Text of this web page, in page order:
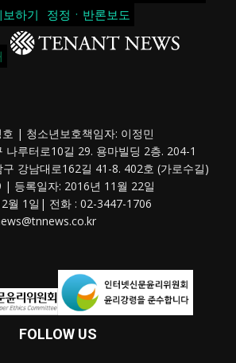
하기 정정ㆍ반론보도
| 청소년보호책임자: 이정민
나루터로10길 29. 용마빌딩 2층. 204-1
강남대로162길 41-8. 402호 (가로수길)
| 등록일자: 2016년 11월 22일
월 1일| 전화 : 02-3447-1706
FOLLOW US